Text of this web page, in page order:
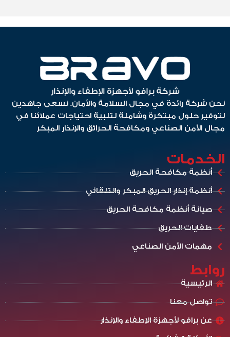
نحن شركة رائدة في مجال السلامة والأمان. نسعى جاهدين
لتوفير حلول مبتكرة وشاملة لتلبية احتياجات عملائنا في
مجال الأمن الصناعي ومكافحة الحرائق والإنذار المبكر
الخدمات
أنظمة مكافحة الحريق
أنظمة إنذار الحريق المبكر والتلقائي
صيانة أنظمة مكافحة الحريق
طفايات الحريق
مهمات الأمن الصناعي
روابط
الرئيسية
تواصل معنا
عن برافو لأجهزة الإطفاء والإنذار